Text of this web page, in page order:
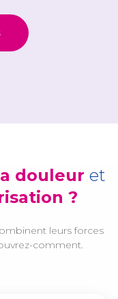
douleur et
?
leurs forces
comment.